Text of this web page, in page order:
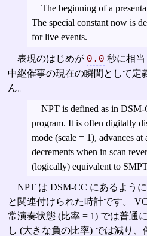
The beginning of a
The special constant now is
for live events.
表現のはじめが 0.0 秒に相
中継催事の現在の瞬間として定
ん。
NPT is defined as in
program. It is often digitally
mode (scale = 1), advances
decrements when in scan
(logically) equivalent to
NPT は DSM-CC にあるよう
と関連付けられた時計です。
常演奏状態 (比率 = 1) では普通
し (大きな負の比率) では減り